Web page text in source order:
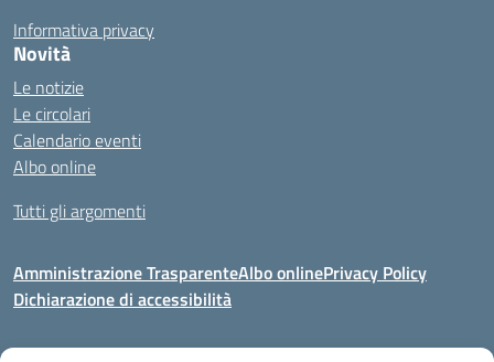
Informativa privacy
Novità
Le notizie
Le circolari
Calendario eventi
Albo online
Tutti gli argomenti
Amministrazione TrasparenteAlbo onlinePrivacy Policy
Dichiarazione di accessibilità